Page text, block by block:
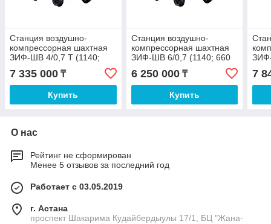
Станция воздушно-
компрессорная шахтная
ЗИФ-ШВ 4/0,7 Т (1140;
7 335 000 ₸
Купить
Станция воздушно-
компрессорная шахтная
ЗИФ-ШВ 6/0,7 (1140; 660
6 250 000₸
Купить
7
О нас
Рейтинг не сформирован
Менее 5 отзывов за последний год
Работает с 03.05.2019
г. Астана
проспект Шакарима Кудайбердыулы 17/1, БЦ "Жана-